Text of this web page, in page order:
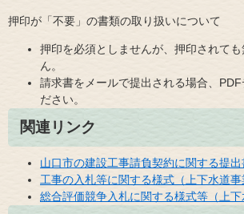
押印が「不要」の書類の取り扱いについて
押印を必須としませんが、押印されて
ん。
請求書をメールで提出される場合、PDF
ださい。
関連リンク
山口市の建設工事請負契約に関する提
工事の入札等に関する様式（上下水道事
総合評価競争入札に関する様式等（上下